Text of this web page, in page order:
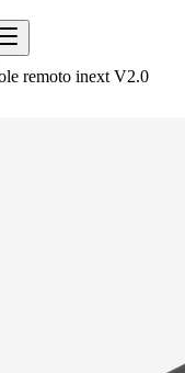
remoto inext V2.0